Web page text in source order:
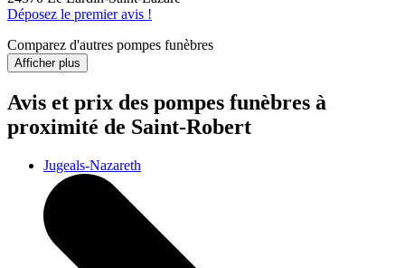
Déposez le premier avis !
Comparez d'autres pompes funèbres
Afficher plus
Avis et prix des pompes funèbres à
proximité de Saint-Robert
Jugeals-Nazareth